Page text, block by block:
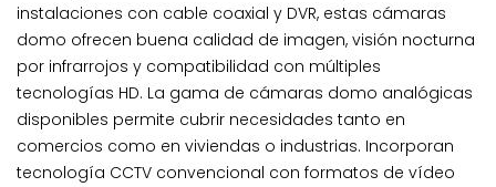
instalaciones con cable coaxial y DVR, estas cámaras
domo ofrecen buena calidad de imagen, visión nocturna
por infrarrojos y compatibilidad con múltiples
tecnologías HD. La gama de cámaras domo analógicas
disponibles permite cubrir necesidades tanto en
comercios como en viviendas o industrias. Incorporan
tecnología CCTV convencional con formatos de vídeo